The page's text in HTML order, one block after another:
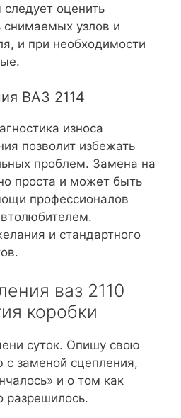
оценить
снимаемых узлов и
и при необходимости
ВАЗ 2114
износа
позволит избежать
проблем. Замена на
проста и может быть
профессионалов
и стандартного
ваз 2110
коробки
суток. Опишу свою
с заменой сцепления,
и о том как
разрешилось.